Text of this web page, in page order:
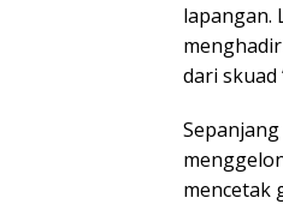
lapangan.
dari skuad
mencetak